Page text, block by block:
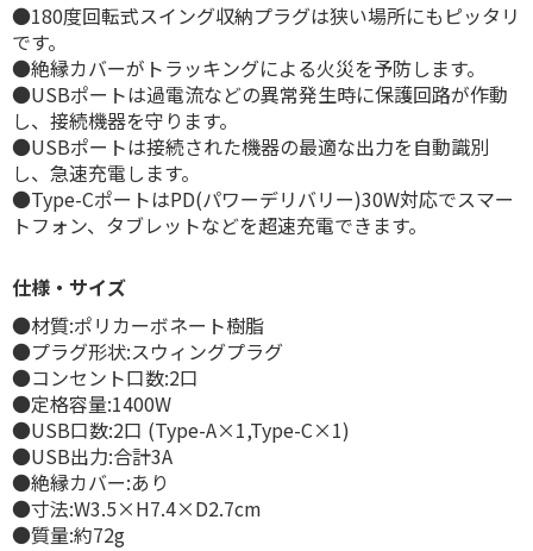
●180度回転式スイング収納プラグは狭い場所にもピッタリ
です。
●絶縁カバーがトラッキングによる火災を予防します。
●USBポートは過電流などの異常発生時に保護回路が作動
し、接続機器を守ります。
●USBポートは接続された機器の最適な出力を自動識別
し、急速充電します。
●Type-CポートはPD(パワーデリバリー)30W対応でスマー
トフォン、タブレットなどを超速充電できます。
仕様・サイズ
●材質:ポリカーボネート樹脂
●プラグ形状:スウィングプラグ
●コンセント口数:2口
●定格容量:1400W
●USB口数:2口 (Type-A×1,Type-C×1)
●USB出力:合計3A
●絶縁カバー:あり
●寸法:W3.5×H7.4×D2.7cm
●質量:約72g